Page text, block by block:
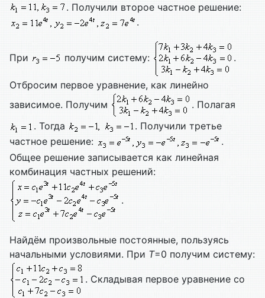
. Получили второе частное решение:
.
При получим систему: .
Отбросим первое уравнение, как линейно
зависимое. Получим
. Полагая
. Тогда
. Получили третье
частное решение:
.
Общее решение записывается как линейная
комбинация частных решений:
.
Найдём произвольные постоянные, пользуясь
начальными условиями. При T=0 получим систему:
. Складывая первое уравнение со